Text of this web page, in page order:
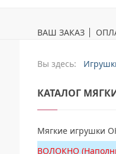
ВАШ ЗАКАЗ
Вы здесь:
КАТАЛОГ
Мягкие игрушки
ВОЛОКНО